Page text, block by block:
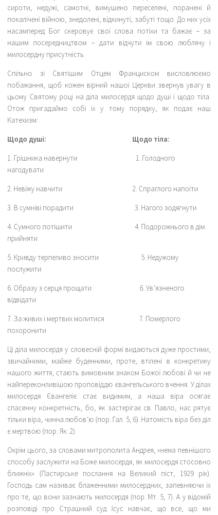
сироти, недужі, самотні, вимушено переселені, поранені й
покалічені війною, знедолені, відкинуті, забуті тощо. До них усіх
насамперед Бог скеровує свої слова потіхи та бажає – за
нашим посередництвом – дати відчути їм свою люблячу і
милосердну присутність.
Спільно зі Святішим Отцем Франциском висловлюємо
побажання, щоб кожен вірний нашої Церкви звернув увагу в
цьому Святому році на діла милосердя щодо душі і щодо тіла.
Отож пригадаймо собі їх у тому порядку, як подає наш
Катехизм:
Щодо душі: Щодо тіла:
1. Грішника навернути 1. Голодного
нагодувати
2. Невіжу навчити 2. Спраглого напоїти
3. В сумніві порадити 3. Нагого зодягнути
4. Сумного потішити 4. Подорожнього в дім
прийняти
5. Кривду терпеливо зносити 5. Недужому
послужити
6. Образу з серця прощати 6. Ув’язненого
відвідати
7. За живих і мертвих молитися 7. Померлого
похоронити
Ці діла милосердя у словесній формі видаються дуже простими,
звичайними, майже буденними, проте, втілені в конкретику
нашого життя, стають вимовним знаком Божої любові й чи не
найпереконливішою проповіддю євангельського вчення. У ділах
милосердя Євангеліє стає видимим, а наша віра осягає
спасенну конкретність, бо, як застерігає св. Павло, нас рятує
тільки віра, чинна любов’ю (пор. Гал. 5, 6). Натомість віра без діл
є мертвою (пор. Як. 2).
Окрім цього, за словами митрополита Андрея, «нема певнішого
способу заслужити на Боже милосердя, як милосердя стосовно
ближніх» (Пастирське послання на Великий піст, 1929 рік).
Господь сам називає блаженними милосердних, запевняючи їх
про те, що вони зазнають милосердя (пор. Мт. 5, 7). А у відомій
розповіді про Страшний суд Ісус навчає, що все, що ми